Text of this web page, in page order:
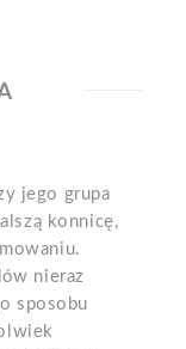
jego grupa
konnicę,
nieraz
sposobu